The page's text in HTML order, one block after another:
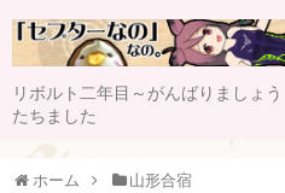
リボルト二年目～がんばりましょ
たちました
ホーム 山形合宿